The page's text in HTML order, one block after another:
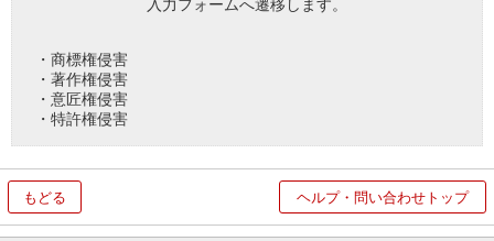
入力フォームへ遷移します。
・商標権侵害
・著作権侵害
・意匠権侵害
・特許権侵害
もどる ヘルプ・問い合わせトップ